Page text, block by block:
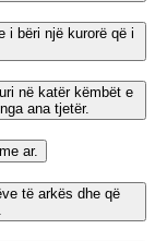
i bëri një kurorë që i
në katër këmbët e
ana tjetër.
ar.
të arkës dhe që